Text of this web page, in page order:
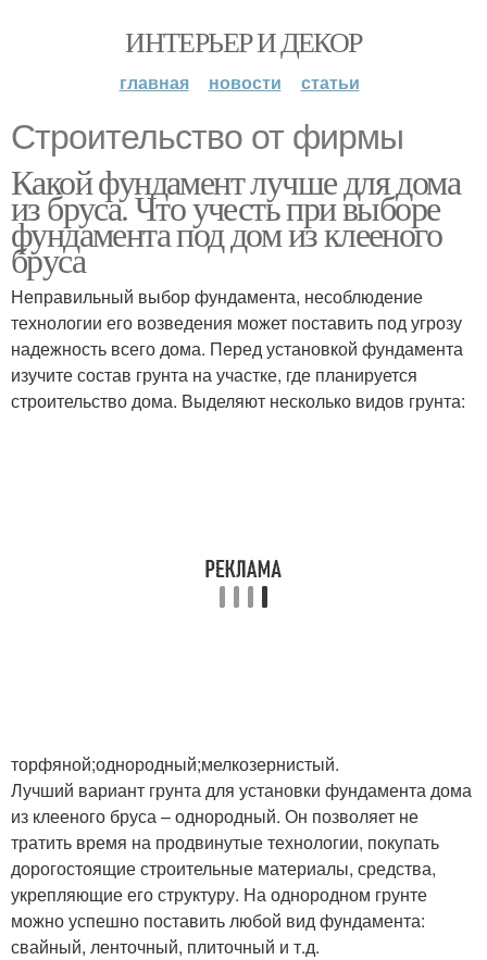
ИНТЕРЬЕР И ДЕКОР
главная новости статьи
Строительство от фирмы
Какой фундамент лучше для дома
из бруса. Что учесть при выборе
фундамента под дом из клееного
бруса
Неправильный выбор фундамента, несоблюдение
технологии его возведения может поставить под угрозу
надежность всего дома. Перед установкой фундамента
изучите состав грунта на участке, где планируется
строительство дома. Выделяют несколько видов грунта:
торфяной;однородный;мелкозернистый.
Лучший вариант грунта для установки фундамента дома
из клееного бруса – однородный. Он позволяет не
тратить время на продвинутые технологии, покупать
дорогостоящие строительные материалы, средства,
укрепляющие его структуру. На однородном грунте
можно успешно поставить любой вид фундамента:
свайный, ленточный, плиточный и т.д.